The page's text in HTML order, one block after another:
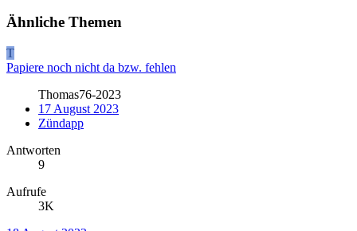
Ähnliche Themen
T
Papiere noch nicht da bzw. fehlen
Thomas76-2023
17 August 2023
Zündapp
Antworten
9
Aufrufe
3K